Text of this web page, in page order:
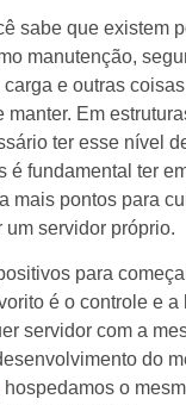
sabe que existem
manutenção,
e outras
manter. Em
ter esse nível
é fundamental ter
mais pontos para
um servidor próprio.
para
é o controle e a
servidor com a
do
hospedamos o